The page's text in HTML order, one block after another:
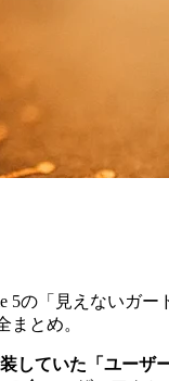
5の「見えない
とめ。
していた「ユー